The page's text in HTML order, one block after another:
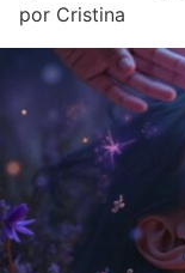
por Cristina